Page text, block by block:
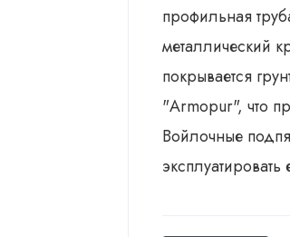
профильная
металлический
покрывается
"Armopur", что
Войлочные